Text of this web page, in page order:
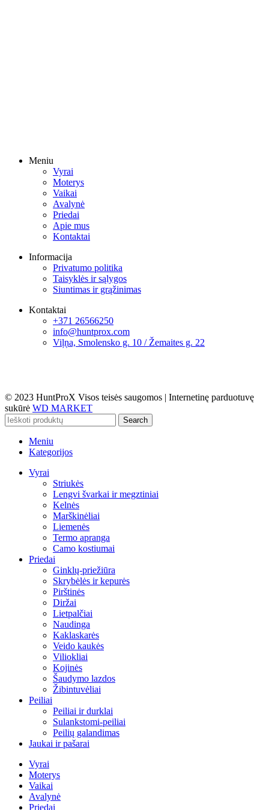
Meniu
Vyrai
Moterys
Vaikai
Avalynė
Priedai
Apie mus
Kontaktai
Informacija
Privatumo politika
Taisyklės ir sąlygos
Siuntimas ir grąžinimas
Kontaktai
+371 26566250
info@huntprox.com
Viļņa, Smolensko g. 10 / Žemaites g. 22
© 2023 HuntProX Visos teisės saugomos | Internetinę parduotuvę
sukūrė WD MARKET
Search
Meniu
Kategorijos
Vyrai
Striukės
Lengvi švarkai ir megztiniai
Kelnės
Marškinėliai
Liemenės
Termo apranga
Camo kostiumai
Priedai
Ginklų-priežiūra
Skrybėlės ir kepurės
Pirštinės
Diržai
Lietpalčiai
Naudinga
Kaklaskarės
Veido kaukės
Viliokliai
Kojinės
Šaudymo lazdos
Žibintuvėliai
Peiliai
Peiliai ir durklai
Sulankstomi-peiliai
Peilių galandimas
Jaukai ir pašarai
Vyrai
Moterys
Vaikai
Avalynė
Priedai